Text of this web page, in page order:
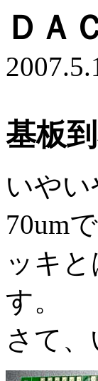
ＤＡ
基板到
いや
70um
ッキ
す。
さて